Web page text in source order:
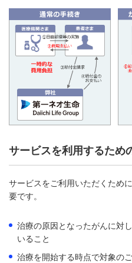
サービスを利用するため
サービスをご利用いただくため
要です。
治療の原因となったがんに対
いること
治療を開始する時点で対象の